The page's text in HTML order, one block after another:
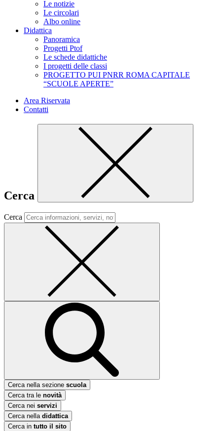
Le notizie
Le circolari
Albo online
Didattica
Panoramica
Progetti Ptof
Le schede didattiche
I progetti delle classi
PROGETTO PUI PNRR ROMA CAPITALE
“SCUOLE APERTE”
Area Riservata
Contatti
Cerca
Cerca
Cerca nella sezione scuola
Cerca tra le novità
Cerca nei servizi
Cerca nella didattica
Cerca in tutto il sito